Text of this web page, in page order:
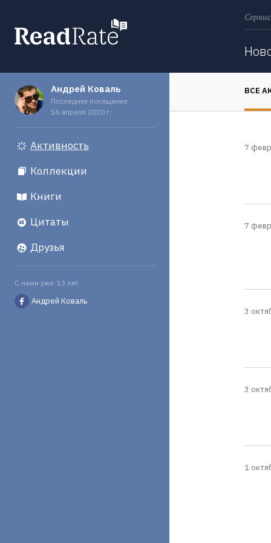
Андрей Коваль
Последнее посещение:
16 апреля 2020 г.
Активность
Коллекции
Книги
Цитаты
Друзья
С нами уже: 13 лет
Андрей Коваль
ВСЕ
7
7
3
3
1